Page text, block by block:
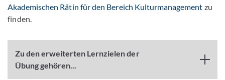
Akademischen Rätin für den Bereich Kulturmanagement zu
finden.
Zu den erweiterten Lernzielen der
Übung gehören...